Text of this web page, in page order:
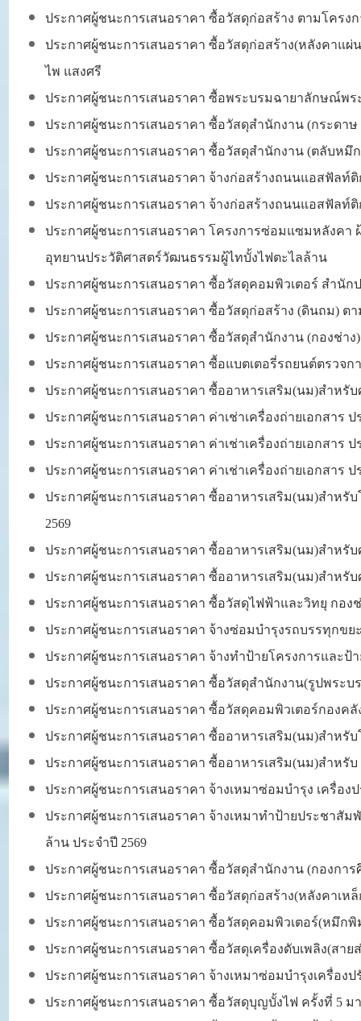
ประกาศผู้ชนะการเสนอราคา ซื้อวัสดุก่อสร้าง ตามโคร
ประกาศผู้ชนะการเสนอราคา ซื้อวัสดุก่อสร้าง(หลังคาแ
ไพ แสงศรี
ประกาศผู้ชนะการเสนอราคา ซื้อพระบรมฉายาลักษณ์พร
ประกาศผู้ชนะการเสนอราคาซื้อวัสดุสำนักงาน (กระดา
ประกาศผู้ชนะการเสนอราคา ซื้อวัสดุสำนักงาน (ตลับหมึ
ประกาศผู้ชนะการเสนอราคา จ้างก่อสร้างถนนแอสฟัลท์
ประกาศผู้ชนะการเสนอราคา จ้างก่อสร้างถนนแอสฟัลท์
ประกาศผู้ชนะการเสนอราคา โครงการซ่อมแซมหลังคา
อุทยานประวัติศาสตร์วัฒนธรรมผู้ไทบั้งไฟตะไลล้าน
ประกาศผู้ชนะการเสนอราคา ซื้อวัสดุคอมพิวเตอร์ สำนัก
ประกาศผู้ชนะการเสนอราคา ซื้อวัสดุก่อสร้าง (ดินถม)
ประกาศผู้ชนะการเสนอราคา ซื้อวัสดุสำนักงาน (กองช่าง)
ประกาศผู้ชนะการเสนอราคา ซื้อแบตเตอรี่รถยนต์ตรวจก
ประกาศผู้ชนะการเสนอราคาซื้ออาหารเสริม(นม)สำหรั
ประกาศผู้ชนะการเสนอราคา ค่าเช่าเครื่องถ่ายเอกสาร
ประกาศผู้ชนะการเสนอราคา ค่าเช่าเครื่องถ่ายเอกสาร
ประกาศผู้ชนะการเสนอราคา ค่าเช่าเครื่องถ่ายเอกสาร
ประกาศผู้ชนะการเสนอราคาซื้ออาหารเสริม(นม)สำหรับ
2569
ประกาศผู้ชนะการเสนอราคาซื้ออาหารเสริม(นม)สำหรั
ประกาศผู้ชนะการเสนอราคา ซื้ออาหารเสริม(นม)สำหรั
ประกาศผู้ชนะการเสนอราคา ซื้อวัสดุไฟฟ้าและวิทยุ กอง
ประกาศผู้ชนะการเสนอราคา จ้างซ่อมบำรุงรถบรรทุกข
ประกาศผู้ชนะการเสนอราคา จ้างทำป้ายโครงการและ
ประกาศผู้ชนะการเสนอราคา ซื้อวัสดุสำนักงาน(รูปพระ
ประกาศผู้ชนะการเสนอราคา ซื้อวัสดุคอมพิวเตอร์กองคลั
ประกาศผู้ชนะการเสนอราคาซื้ออาหารเสริม(นม)สำหรับ
ประกาศผู้ชนะการเสนอราคา ซื้ออาหารเสริม(นม)สำหรั
ประกาศผู้ชนะการเสนอราคา จ้างเหมาซ่อมบำรุง เครื่
ประกาศผู้ชนะการเสนอราคา จ้างเหมาทำป้ายประชาสั
ล้าน ประจำปี 2569
ประกาศผู้ชนะการเสนอราคา ซื้อวัสดุสำนักงาน (กองการ
ประกาศผู้ชนะการเสนอราคา ซื้อวัสดุก่อสร้าง(หลังคาเ
ประกาศผู้ชนะการเสนอราคา ซื้อวัสดุคอมพิวเตอร์(หมึกพิ
ประกาศผู้ชนะการเสนอราคา ซื้อวัสดุเครื่องดับเพลิง(สา
ประกาศผู้ชนะการเสนอราคา จ้างเหมาซ่อมบำรุงเครื่อง
ประกาศผู้ชนะการเสนอราคา ซื้อวัสดุบุญบั้งไฟ ครั้งที่ 5 ม